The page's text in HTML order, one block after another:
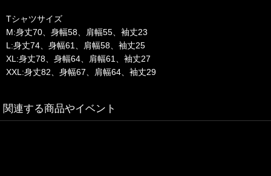
Tシャツサイズ
M:身丈70、身幅58、肩幅55、袖丈23
L:身丈74、身幅61、肩幅58、袖丈25
XL:身丈78、身幅64、肩幅61、袖丈27
XXL:身丈82、身幅67、肩幅64、袖丈29
関連する商品やイベント